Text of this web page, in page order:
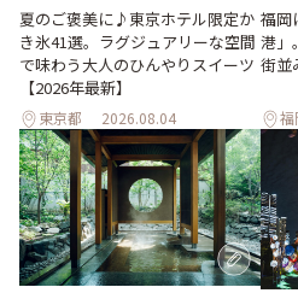
夏のご褒美に♪東京ホテル限定か
き氷41選。ラグジュアリーな空間
で味わう大人のひんやりスイーツ
【2026年最新】
東京都 2026.08.04
福岡
港」
街並
福